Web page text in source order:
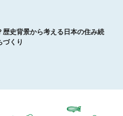
歴史背景から考える日本の住み続
づくり